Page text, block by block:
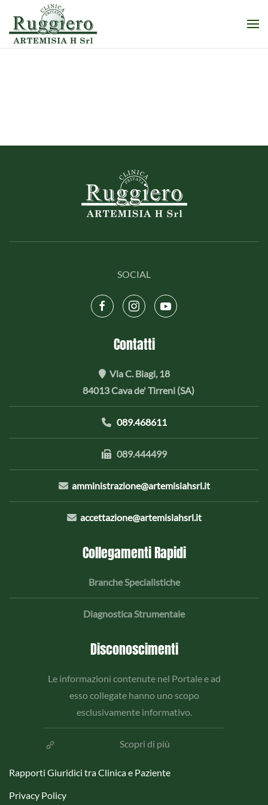
Skip to main content
SOCIAL
Contatti
Via C. Biagi, 18
84013 Cava de' Tirreni (SA)
089.468611
089.444499
amministrazione@artemisiahsrl.it
accettazione@artemisiahsrl.it
Collegamenti Rapidi
Branche Specialistiche
Diagnostica Strumentale
Disconoscimenti
Le informazioni contenute nel Portale e ad
esso collegate hanno uno scopo
esclusivamente informativo.
Scopri di più
Rapporti Giuridici tra Clinica e Paziente
Privacy Policy